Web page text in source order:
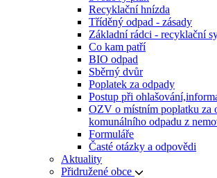
Recyklační hnízda
Tříděný odpad - zásady
Základní rádci - recyklační
Co kam patří
BIO odpad
Sběrný dvůr
Poplatek za odpady
Postup při
OZV o místním poplatku za
komunálního odpadu z
Formuláře
Časté otázky a odpovědi
Aktuality
Přidružené obce